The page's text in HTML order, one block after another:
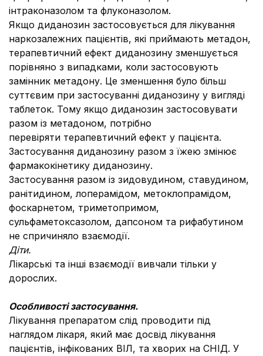
інтраконазолом та флуконазолом.
Якщо диданозин застосовується для лікування
наркозалежних пацієнтів, які приймають метадон,
терапевтичний ефект диданозину зменшується
порівняно з випадками, коли застосовують
замінник метадону. Це зменшення було більш
суттєвим при застосуванні диданозину у вигляді
таблеток. Тому якщо диданозин застосовувати
разом із метадоном, потрібно
перевіряти терапевтичний ефект у пацієнта.
Застосування диданозину разом з їжею змінює
фармакокінетику диданозину.
Застосування разом із зидовудином, ставудином,
ранітидином, лоперамідом, метоклопрамідом,
фоскарнетом, триметопримом,
сульфаметоксазолом, дапсоном та рифабутином
не спричиняло взаємодії.
Діти.
Лікарські та інші взаємодії вивчали тільки у
дорослих.
Особливості застосування.
Лікування препаратом слід проводити під
наглядом лікаря, який має досвід лікування
пацієнтів, інфікованих ВІЛ, та хворих на СНІД. У